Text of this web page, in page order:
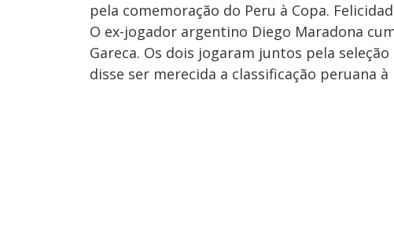
pela comemoração do Peru à Copa.
O ex-jogador argentino Diego Maradona
Gareca. Os dois jogaram juntos pela
disse ser merecida a classificação peruana à